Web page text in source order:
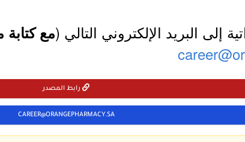
إلى البريد الإلكتروني التالي (مع
رابط المصدر
CAREER@ORANGEPHARMACY.SA